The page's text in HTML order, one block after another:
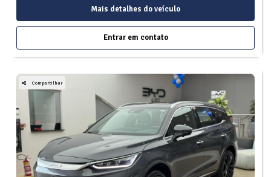
Mais detalhes do veículo
Entrar em contato
Compartilhar